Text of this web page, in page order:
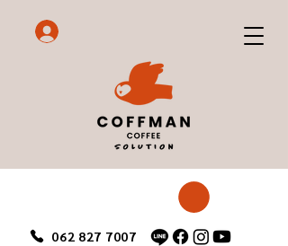
062 827 7007